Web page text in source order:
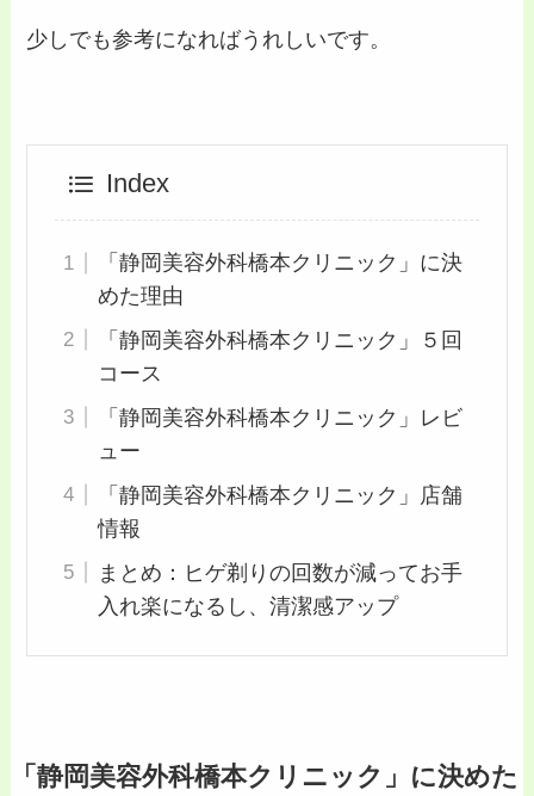
少しでも参考になればうれしいです。
Index
「静岡美容外科橋本クリニック」に決
めた理由
「静岡美容外科橋本クリニック」５回
コース
「静岡美容外科橋本クリニック」レビ
ュー
「静岡美容外科橋本クリニック」店舗
情報
まとめ：ヒゲ剃りの回数が減ってお手
入れ楽になるし、清潔感アップ
「静岡美容外科橋本クリニック」に決めた